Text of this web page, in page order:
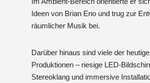
Ideen von Brian Eno und trug zur
räumlicher Musik bei.
Darüber hinaus sind viele der
Produktionen – riesige LED-
Stereoklang und immersive